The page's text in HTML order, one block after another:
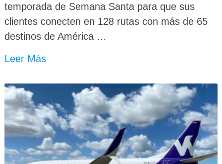
temporada de Semana Santa para que sus
clientes conecten en 128 rutas con más de 65
destinos de América …
Leer Más